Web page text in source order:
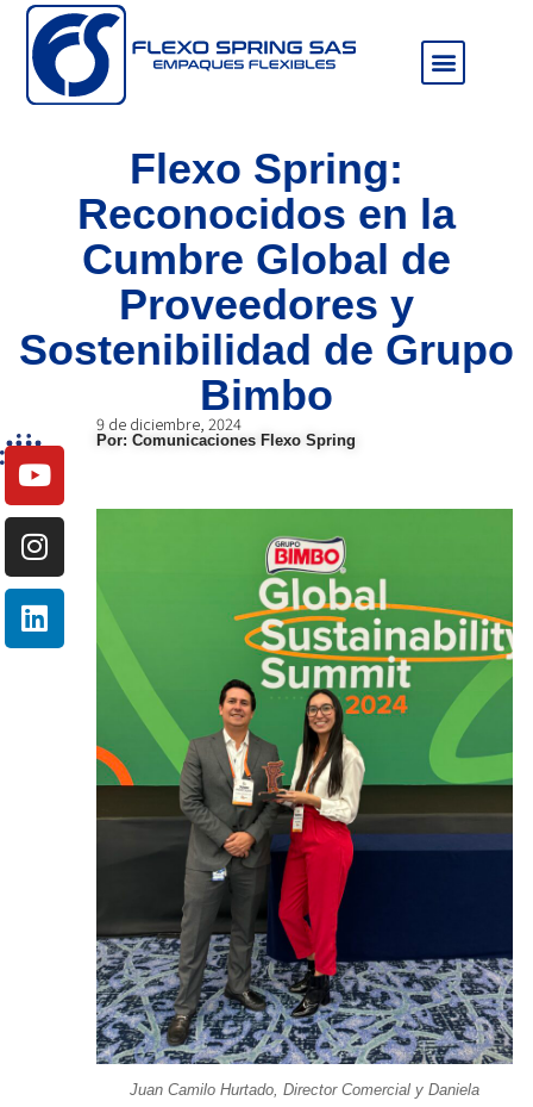
Flexo Spring:
Reconocidos en la
Cumbre Global de
Proveedores y
Sostenibilidad de Grupo
Bimbo
Por: Comunicaciones Flexo Spring
9 de diciembre, 2024
Juan Camilo Hurtado, Director Comercial y Daniela